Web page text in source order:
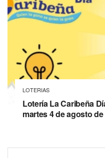
LOTERIAS
Lotería La Caribeña
martes 4 de agosto de